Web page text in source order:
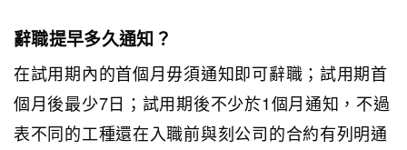
辭職提早多久通知？
在試用期內的首個月毋須通知即可辭職；試用期首
個月後最少7日；試用期後不少於1個月通知，不過
表不同的工種還在入職前與刻公司的合約有列明通